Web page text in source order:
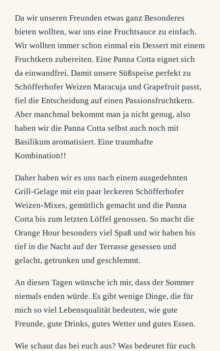
Da wir unseren Freunden etwas ganz Besonderes
bieten wollten, war uns eine Fruchtsauce zu einfach.
Wir wollten immer schon einmal ein Dessert mit einem
Fruchtkern zubereiten. Eine Panna Cotta eignet sich
da einwandfrei. Damit unsere Süßspeise perfekt zu
Schöfferhofer Weizen Maracuja und Grapefruit passt,
fiel die Entscheidung auf einen Passionsfruchtkern.
Aber manchmal bekommt man ja nicht genug, also
haben wir die Panna Cotta selbst auch noch mit
Basilikum aromatisiert. Eine traumhafte
Kombination!!
Daher haben wir es uns nach einem ausgedehnten
Grill-Gelage mit ein paar leckeren Schöfferhofer
Weizen-Mixes, gemütlich gemacht und die Panna
Cotta bis zum letzten Löffel genossen. So macht die
Orange Hour besonders viel Spaß und wir haben bis
tief in die Nacht auf der Terrasse gesessen und
gelacht, getrunken und geschlemmt.
An diesen Tagen wünsche ich mir, dass der Sommer
niemals enden würde. Es gibt wenige Dinge, die für
mich so viel Lebensqualität bedeuten, wie gute
Freunde, gute Drinks, gutes Wetter und gutes Essen.
Wie schaut das bei euch aus? Was bedeutet für euch